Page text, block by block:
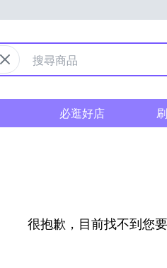
必逛好店
很抱歉，目前找不到您